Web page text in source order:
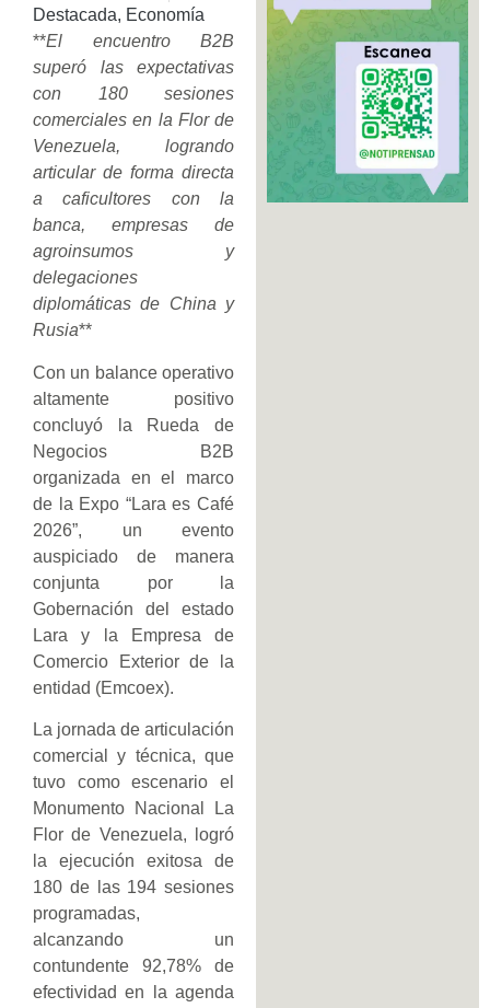
Destacada, Economía
**El encuentro B2B
superó las expectativas
con 180 sesiones
comerciales en la Flor de
Venezuela, logrando
articular de forma directa
a caficultores con la
banca, empresas de
agroinsumos y
delegaciones
diplomáticas de China y
Rusia**
Con un balance operativo
altamente positivo
concluyó la Rueda de
Negocios B2B
organizada en el marco
de la Expo “Lara es Café
2026”, un evento
auspiciado de manera
conjunta por la
Gobernación del estado
Lara y la Empresa de
Comercio Exterior de la
entidad (Emcoex).
La jornada de articulación
comercial y técnica, que
tuvo como escenario el
Monumento Nacional La
Flor de Venezuela, logró
la ejecución exitosa de
180 de las 194 sesiones
programadas,
alcanzando un
contundente 92,78% de
efectividad en la agenda